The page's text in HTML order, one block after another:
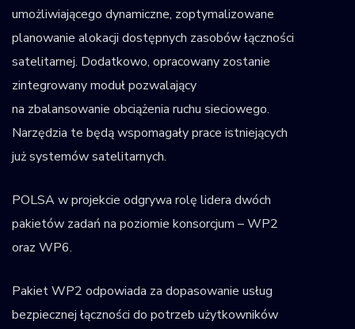
umożliwiającego dynamiczne, zoptymalizowane
planowanie alokacji dostępnych zasobów łączności
satelitarnej. Dodatkowo, opracowany zostanie
zintegrowany moduł pozwalający
na zbalansowanie obciążenia ruchu sieciowego.
Narzędzia te będą wspomagały prace istniejących
już systemów satelitarnych.
POLSA w projekcie odgrywa rolę lidera dwóch
pakietów zadań na poziomie konsorcjum – WP2
oraz WP6.
Pakiet WP2 odpowiada za dopasowanie usług
bezpiecznej łączności do potrzeb użytkowników